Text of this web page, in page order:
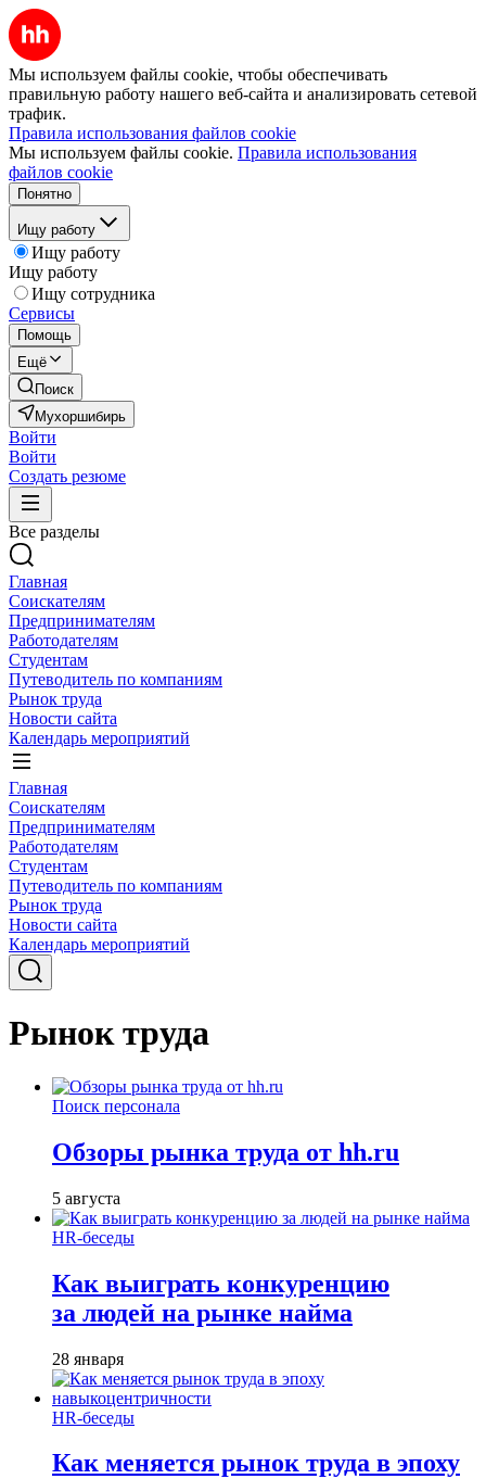
Мы используем файлы cookie, чтобы обеспечивать
правильную работу нашего веб-сайта и анализировать сетевой
трафик.
Правила использования файлов cookie
Мы используем файлы cookie. Правила использования
файлов cookie
Понятно
Ищу работу
Ищу работу
Ищу работу
Ищу сотрудника
Сервисы
Помощь
Ещё
Поиск
Мухоршибирь
Войти
Войти
Создать резюме
Все разделы
Главная
Соискателям
Предпринимателям
Работодателям
Студентам
Путеводитель по компаниям
Рынок труда
Новости сайта
Календарь мероприятий
Главная
Соискателям
Предпринимателям
Работодателям
Студентам
Путеводитель по компаниям
Рынок труда
Новости сайта
Календарь мероприятий
Рынок труда
Поиск персонала
Обзоры рынка труда от hh.ru
5 августа
HR-беседы
Как выиграть конкуренцию
за людей на рынке найма
28 января
HR-беседы
Как меняется рынок труда в эпоху